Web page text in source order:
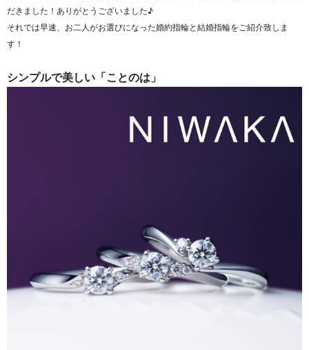
だきました！ありがとうございました♪
それでは早速、お二人がお選びになった婚約指輪と結婚指輪をご紹介致しま
す！
シンプルで美しい「ことのは」